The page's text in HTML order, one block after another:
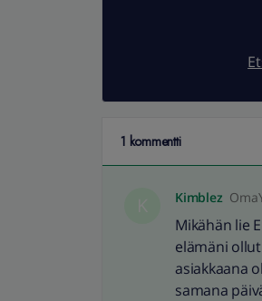
1 kommentti
Kimblez
Mikähän lie
elämäni
asiakkaana
samana